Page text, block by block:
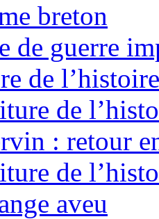
breton
de guerre
de
de
: retour
de
aveu